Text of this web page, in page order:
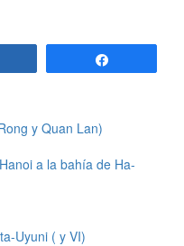
y Quan Lan)
a la bahía de Ha-
Uyuni ( y VI)